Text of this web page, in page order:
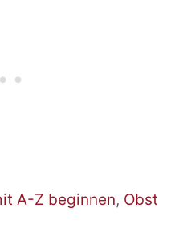
A-Z beginnen, Obst